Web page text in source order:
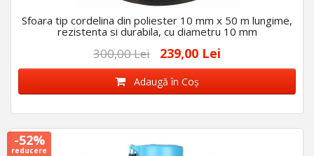
Sfoara tip cordelina din poliester 10 mm x 50 m lungime,
rezistenta si durabila, cu diametru 10 mm
300,00 Lei 239,00 Lei
Adaugă în Coş
-52%
reducere